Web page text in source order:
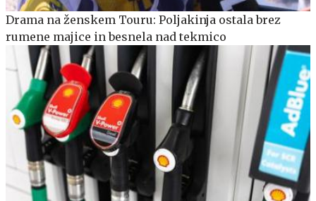
Drama na ženskem Touru: Poljakinja ostala brez
rumene majice in besnela nad tekmico